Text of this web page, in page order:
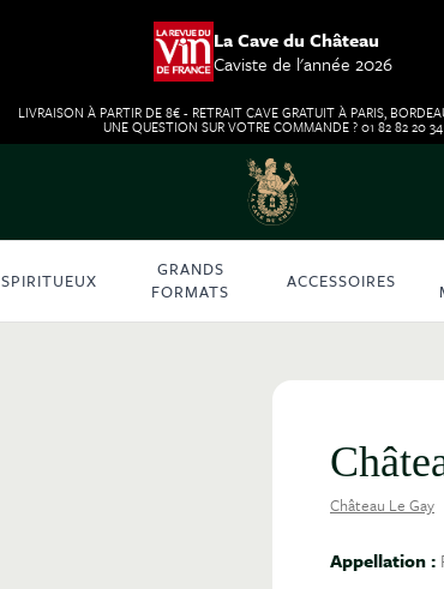
La Cave du Château
Caviste de l'année 2026
LIVRAISON À PARTIR DE 8€ - RETRAIT CAVE GRATUIT À PARIS,
UNE QUESTION SUR VOTRE COMMANDE ? 01 82 82 20 34
SPIRITUEUX
GRANDS
FORMATS
ACCESSOIRES
Château Le Gay
Appellation :